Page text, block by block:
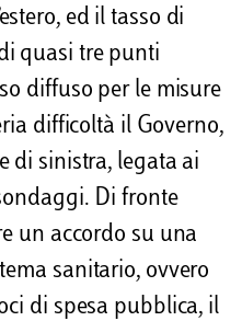
ed il tasso di
quasi tre punti
diffuso per le misure
difficoltà il Governo,
di sinistra, legata ai
Di fronte
un accordo su una
sanitario, ovvero
di spesa pubblica, il